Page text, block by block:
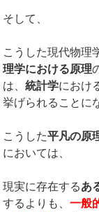
そして、
こうした現代物理
理学における原理
は、統計学におけ
挙げられることに
こうした平凡の原
においては、
現実に存在するあ
するよりも、一般